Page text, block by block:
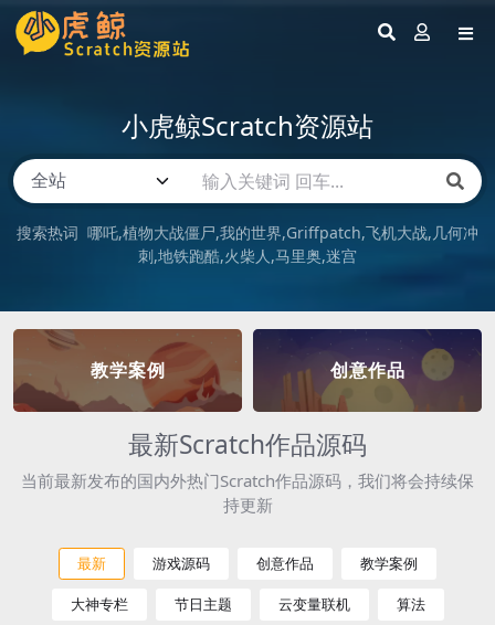
小虎鲸Scratch资源站
搜索热词 哪吒 植物大战僵尸 我的世界 Griffpatch 飞机大战 几何冲
刺 地铁跑酷 火柴人 马里奥 迷宫
教学案例 创意作品
最新Scratch作品源码
当前最新发布的国内外热门Scratch作品源码，我们将会持续保
持更新
最新 游戏源码 创意作品 教学案例
大神专栏 节日主题 云变量联机 算法